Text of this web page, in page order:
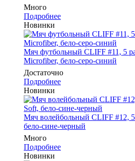
Много
Подробнее
Новинки
Мяч футбольный CLIFF #11, 5
Microfiber, бело-серо-синий
Достаточно
Подробнее
Новинки
Мяч волейбольный CLIFF #12,
бело-сине-черный
Много
Подробнее
Новинки